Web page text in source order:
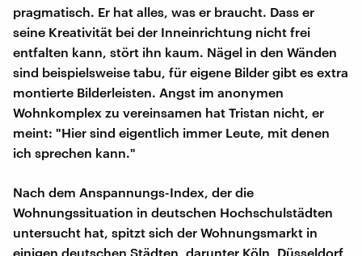
pragmatisch. Er hat alles, was er braucht. Dass er
seine Kreativität bei der Inneinrichtung nicht frei
entfalten kann, stört ihn kaum. Nägel in den Wänden
sind beispielsweise tabu, für eigene Bilder gibt es extra
montierte Bilderleisten. Angst im anonymen
Wohnkomplex zu vereinsamen hat Tristan nicht, er
meint: "Hier sind eigentlich immer Leute, mit denen
ich sprechen kann."
Nach dem Anspannungs-Index, der die
Wohnungssituation in deutschen Hochschulstädten
untersucht hat, spitzt sich der Wohnungsmarkt in
einigen deutschen Städten, darunter Köln, Düsseldorf